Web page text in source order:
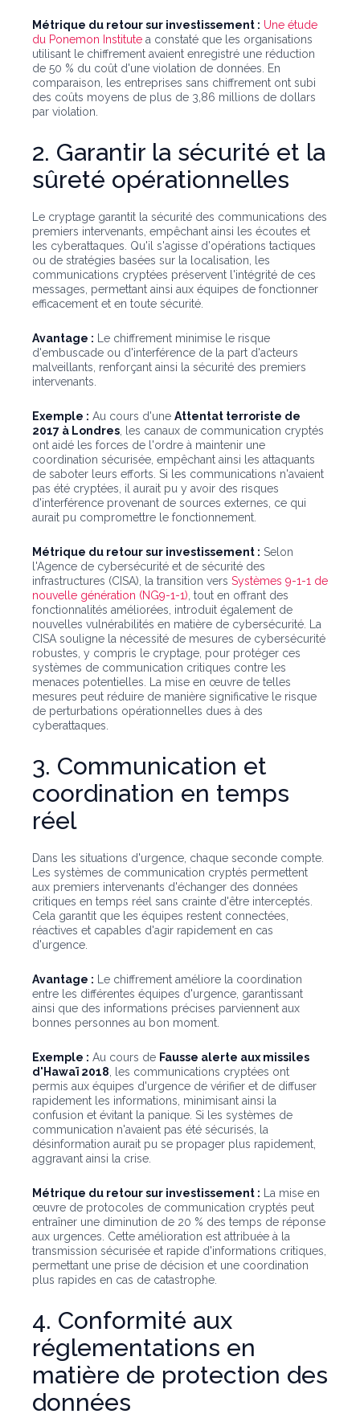
Métrique du retour sur investissement : Une étude
du Ponemon Institute a constaté que les organisations
utilisant le chiffrement avaient enregistré une réduction
de 50 % du coût d'une violation de données. En
comparaison, les entreprises sans chiffrement ont subi
des coûts moyens de plus de 3,86 millions de dollars
par violation.
2. Garantir la sécurité et la
sûreté opérationnelles
Le cryptage garantit la sécurité des communications des
premiers intervenants, empêchant ainsi les écoutes et
les cyberattaques. Qu'il s'agisse d'opérations tactiques
ou de stratégies basées sur la localisation, les
communications cryptées préservent l'intégrité de ces
messages, permettant ainsi aux équipes de fonctionner
efficacement et en toute sécurité.
Avantage : Le chiffrement minimise le risque
d'embuscade ou d'interférence de la part d'acteurs
malveillants, renforçant ainsi la sécurité des premiers
intervenants.
Exemple : Au cours d'une Attentat terroriste de
2017 à Londres , les canaux de communication cryptés
ont aidé les forces de l'ordre à maintenir une
coordination sécurisée, empêchant ainsi les attaquants
de saboter leurs efforts. Si les communications n'avaient
pas été cryptées, il aurait pu y avoir des risques
d'interférence provenant de sources externes, ce qui
aurait pu compromettre le fonctionnement.
Métrique du retour sur investissement : Selon
l'Agence de cybersécurité et de sécurité des
infrastructures (CISA), la transition vers Systèmes 9-1-1 de
nouvelle génération (NG9-1-1) , tout en offrant des
fonctionnalités améliorées, introduit également de
nouvelles vulnérabilités en matière de cybersécurité. La
CISA souligne la nécessité de mesures de cybersécurité
robustes, y compris le cryptage, pour protéger ces
systèmes de communication critiques contre les
menaces potentielles. La mise en œuvre de telles
mesures peut réduire de manière significative le risque
de perturbations opérationnelles dues à des
cyberattaques.
3. Communication et
coordination en temps
réel
Dans les situations d'urgence, chaque seconde compte.
Les systèmes de communication cryptés permettent
aux premiers intervenants d'échanger des données
critiques en temps réel sans crainte d'être interceptés.
Cela garantit que les équipes restent connectées,
réactives et capables d'agir rapidement en cas
d'urgence.
Avantage : Le chiffrement améliore la coordination
entre les différentes équipes d'urgence, garantissant
ainsi que des informations précises parviennent aux
bonnes personnes au bon moment.
Exemple : Au cours de Fausse alerte aux missiles
d'Hawaï 2018 , les communications cryptées ont
permis aux équipes d'urgence de vérifier et de diffuser
rapidement les informations, minimisant ainsi la
confusion et évitant la panique. Si les systèmes de
communication n'avaient pas été sécurisés, la
désinformation aurait pu se propager plus rapidement,
aggravant ainsi la crise.
Métrique du retour sur investissement : La mise en
œuvre de protocoles de communication cryptés peut
entraîner une diminution de 20 % des temps de réponse
aux urgences. Cette amélioration est attribuée à la
transmission sécurisée et rapide d'informations critiques,
permettant une prise de décision et une coordination
plus rapides en cas de catastrophe.
4. Conformité aux
réglementations en
matière de protection des
données